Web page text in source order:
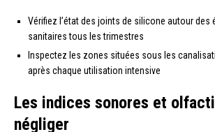
Vérifiez l’état des joints de silicone autour des
sanitaires tous les trimestres
Inspectez les zones situées sous les
après chaque utilisation intensive
Les indices sonores et
négliger